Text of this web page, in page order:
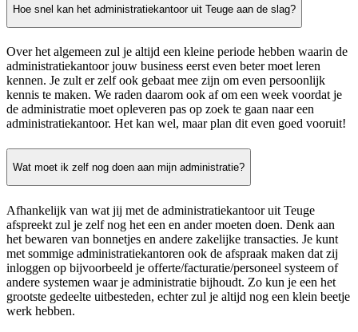
Hoe snel kan het administratiekantoor uit Teuge aan de slag?
Over het algemeen zul je altijd een kleine periode hebben waarin de
administratiekantoor jouw business eerst even beter moet leren
kennen. Je zult er zelf ook gebaat mee zijn om even persoonlijk
kennis te maken. We raden daarom ook af om een week voordat je
de administratie moet opleveren pas op zoek te gaan naar een
administratiekantoor. Het kan wel, maar plan dit even goed vooruit!
Wat moet ik zelf nog doen aan mijn administratie?
Afhankelijk van wat jij met de administratiekantoor uit Teuge
afspreekt zul je zelf nog het een en ander moeten doen. Denk aan
het bewaren van bonnetjes en andere zakelijke transacties. Je kunt
met sommige administratiekantoren ook de afspraak maken dat zij
inloggen op bijvoorbeeld je offerte/facturatie/personeel systeem of
andere systemen waar je administratie bijhoudt. Zo kun je een het
grootste gedeelte uitbesteden, echter zul je altijd nog een klein beetje
werk hebben.